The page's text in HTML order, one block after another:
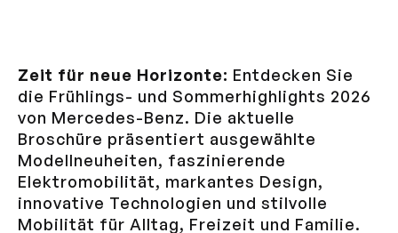
Zeit für neue Horizonte: Entdecken Sie
die Frühlings- und Sommerhighlights 2026
von Mercedes-Benz. Die aktuelle
Broschüre präsentiert ausgewählte
Modellneuheiten, faszinierende
Elektromobilität, markantes Design,
innovative Technologien und stilvolle
Mobilität für Alltag, Freizeit und Familie.